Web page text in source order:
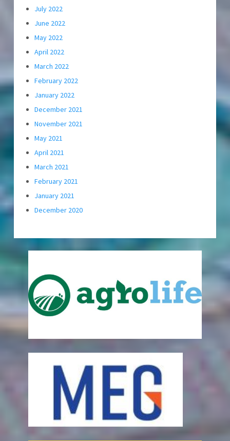
July 2022
June 2022
May 2022
April 2022
March 2022
February 2022
January 2022
December 2021
November 2021
May 2021
April 2021
March 2021
February 2021
January 2021
December 2020